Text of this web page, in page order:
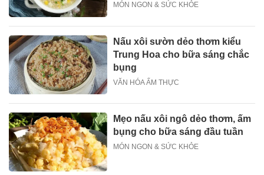
MÓN NGON & SỨC KHỎE
Nấu xôi sườn dẻo thơm kiểu
Trung Hoa cho bữa sáng chắc
bụng
VĂN HÓA ẨM THỰC
Mẹo nấu xôi ngô dẻo thơm, ấm
bụng cho bữa sáng đầu tuần
MÓN NGON & SỨC KHỎE